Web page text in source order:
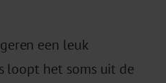
een leuk
loopt het soms uit de